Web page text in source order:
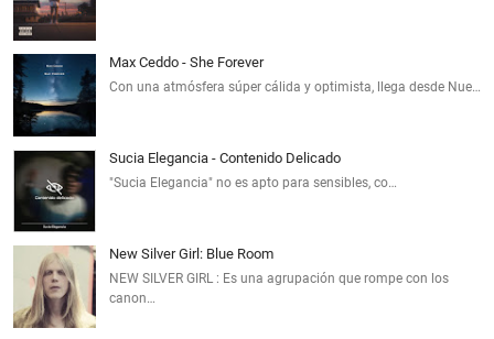
Max Ceddo - She Forever
Con una atmósfera súper cálida y optimista, llega desde Nue…
Sucia Elegancia - Contenido Delicado
"Sucia Elegancia" no es apto para sensibles, co…
New Silver Girl: Blue Room
NEW SILVER GIRL : Es una agrupación que rompe con los
canon…